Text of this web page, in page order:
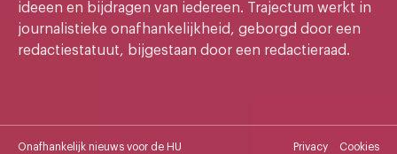
ideeen en bijdragen van iedereen. Trajectum werkt in
journalistieke onafhankelijkheid, geborgd door een
redactiestatuut, bijgestaan door een redactieraad.
Onafhankelijk nieuws voor de HU Privacy Cookies